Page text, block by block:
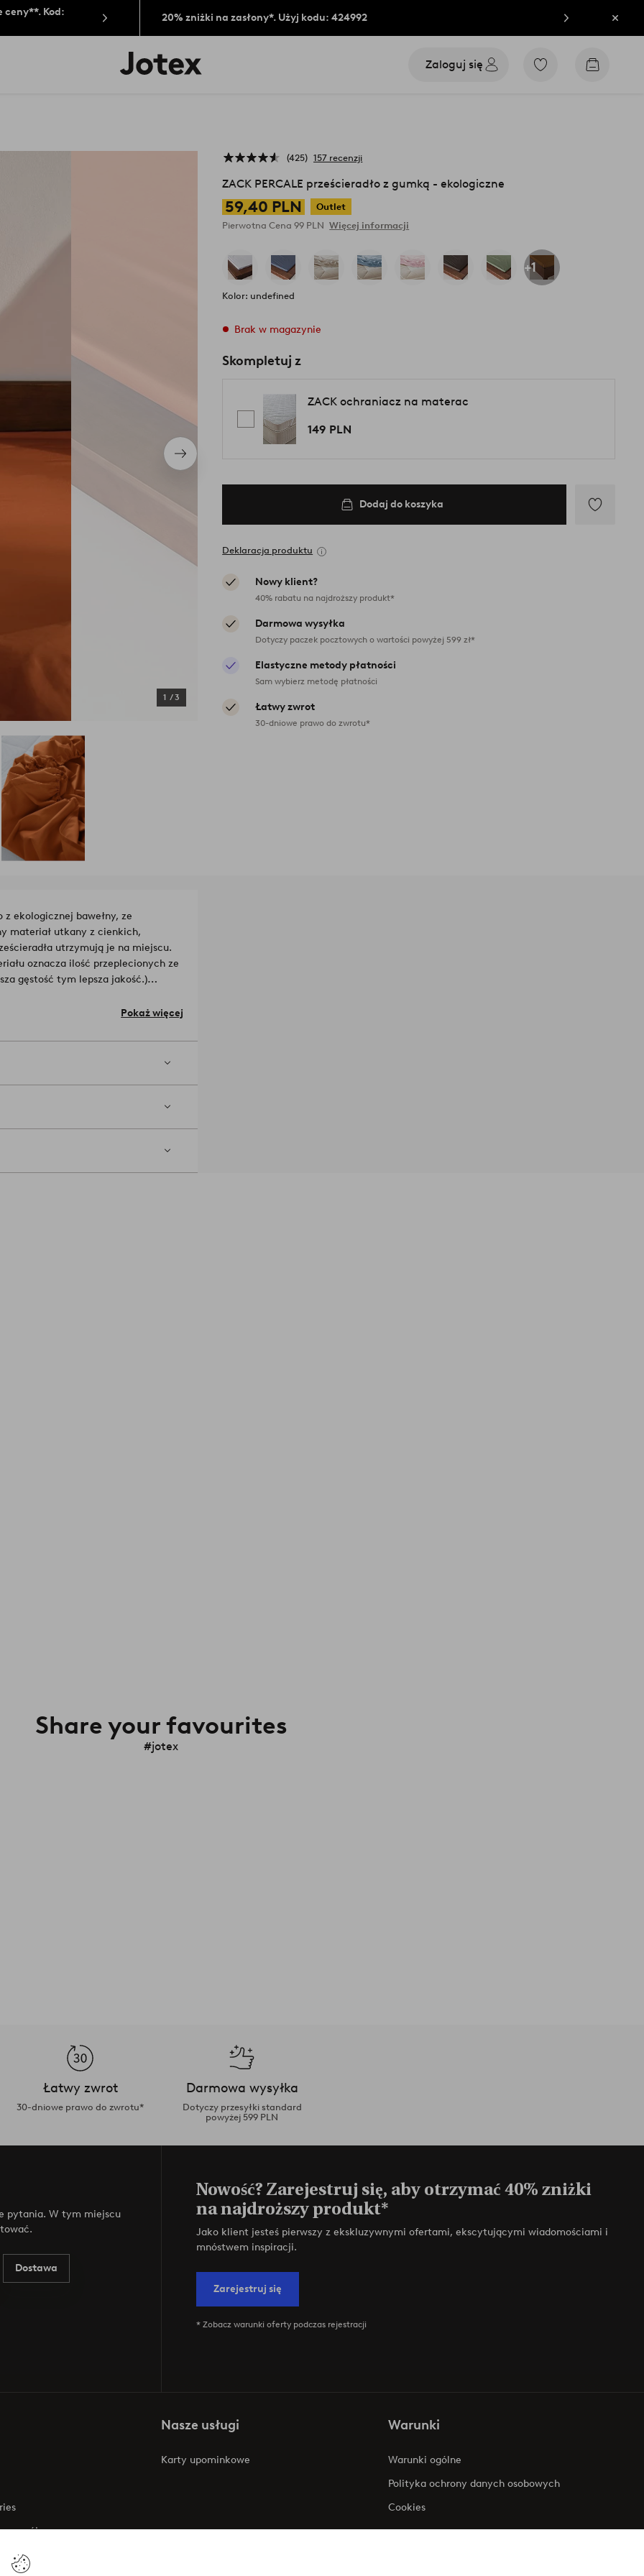
ceny**. Kod:
20% zniżki na zasłony*. Użyj kodu: 424992
Logo
Jotex
Zaloguj się
Przejdź
Przejdź
Następny
produkt
1 /3
425 157 recenzji
ZACK PERCALE prześcieradło z gumką - ekologiczne
59,40 PLN
Outlet
Pierwotna Cena99 PLN Więcej informacji
+1
Kolor: undefined
Brak w magazynie
Skompletuj z
ZACK ochraniacz na materac
149 PLN
Dodaj do koszyka
Deklaracja produktu
Nowy klient?
40% rabatu na najdroższy produkt*
Darmowa wysyłka
Dotyczy paczek pocztowych o wartości powyżej 599 zł*
Elastyczne metody płatności
Sam wybierz metodę płatności
Łatwy zwrot
30-dniowe prawo do zwrotu*
z ekologicznej bawełny, ze
materiał utkany z cienkich,
utrzymują je na miejscu.
oznacza ilość przeplecionych ze
gęstość tym lepsza jakość.)
pestycydów, nawozów i
Materiały: 100%
Pokaż więcej
Share your favourites
#jotex
Łatwy zwrot
30-dniowe prawo do zwrotu*
Darmowa wysyłka
Dotyczy przesyłki standard
powyżej 599 PLN
pytania. W tym miejscu
Dostawa
Nowość? Zarejestruj się, aby otrzymać 40% zniżki
na najdroższy produkt*
Jako klient jesteś pierwszy z ekskluzywnymi ofertami, ekscytującymi wiadomościami i
mnóstwem inspiracji.
Zarejestruj się
* Zobacz warunki oferty podczas rejestracji
rozwój
dostępności
Nasze usługi
Karty upominkowe
Warunki
Warunki ogólne
Polityka ochrony danych osobowych
Cookies